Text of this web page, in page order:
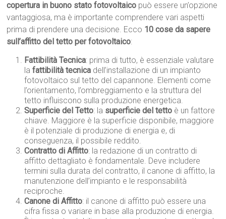
copertura in buono stato fotovoltaico può essere un’opzione
vantaggiosa, ma è importante comprendere vari aspetti
prima di prendere una decisione. Ecco 10 cose da sapere
sull’affitto del tetto per fotovoltaico:
Fattibilità Tecnica: prima di tutto, è essenziale valutare
la fattibilità tecnica dell’installazione di un impianto
fotovoltaico sul tetto del capannone. Elementi come
l’orientamento, l’ombreggiamento e la struttura del
tetto influiscono sulla produzione energetica.
Superficie del Tetto: la superficie del tetto è un fattore
chiave. Maggiore è la superficie disponibile, maggiore
è il potenziale di produzione di energia e, di
conseguenza, il possibile reddito.
Contratto di Affitto: la redazione di un contratto di
affitto dettagliato è fondamentale. Deve includere
termini sulla durata del contratto, il canone di affitto, la
manutenzione dell’impianto e le responsabilità
reciproche.
Canone di Affitto: il canone di affitto può essere una
cifra fissa o variare in base alla produzione di energia.